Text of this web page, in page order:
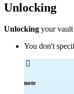
Unlocking
Unlocking your vault
You don't

note